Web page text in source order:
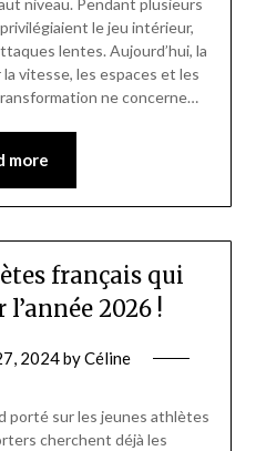
le jeu intérieur,
lentes. Aujourd’hui, la
vitesse, les espaces et les
ne concerne…
more
français qui
2026 !
2024byCéline
porté sur les jeunes athlètes
cherchent déjà les